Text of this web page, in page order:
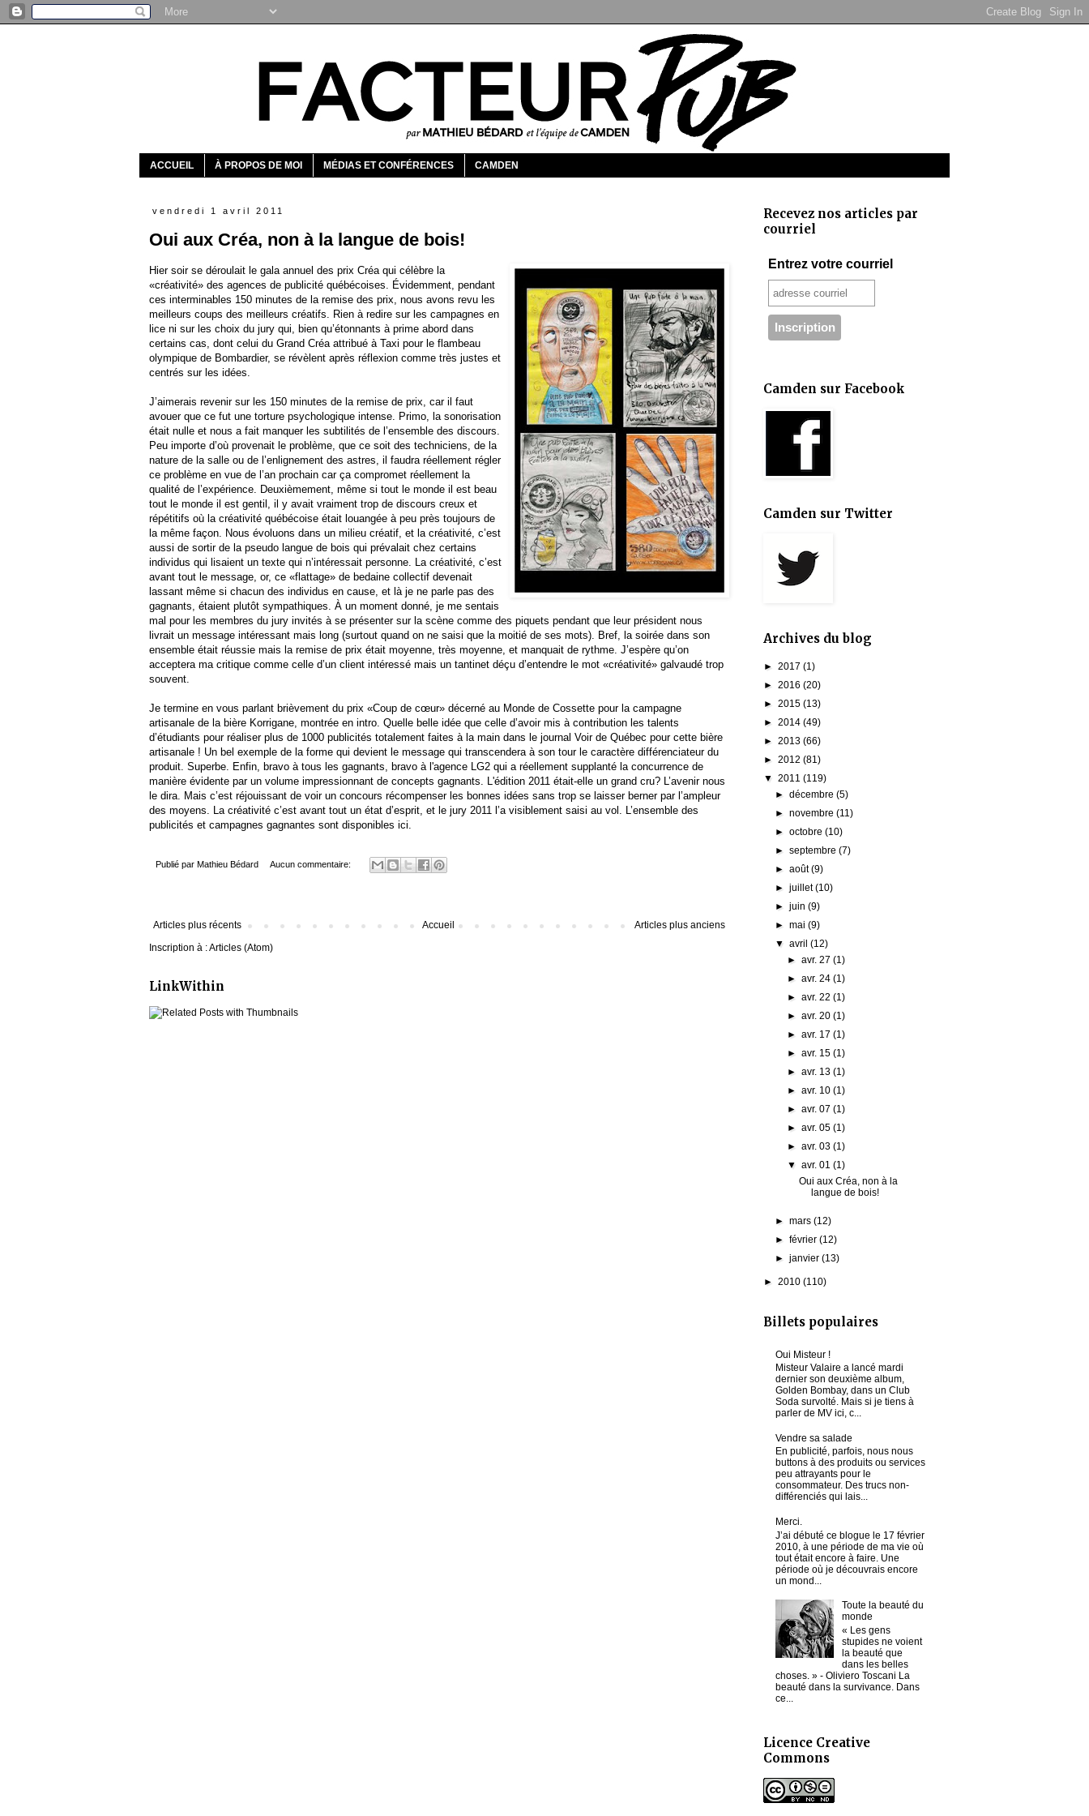
ACCUEIL À PROPOS DE MOI MÉDIAS ET CONFÉRENCES CAMDEN
vendredi 1 avril 2011
Oui aux Créa, non à la langue de bois!
Hier soir se déroulait le gala annuel des prix Créa qui célèbre la
«créativité» des agences de publicité québécoises. Évidemment, pendant
ces interminables 150 minutes de la remise des prix, nous avons revu les
meilleurs coups des meilleurs créatifs. Rien à redire sur les campagnes en
lice ni sur les choix du jury qui, bien qu’étonnants à prime abord dans
certains cas, dont celui du Grand Créa attribué à Taxi pour le flambeau
olympique de Bombardier, se révèlent après réflexion comme très justes et
centrés sur les idées.
J’aimerais revenir sur les 150 minutes de la remise de prix, car il faut
avouer que ce fut une torture psychologique intense. Primo, la sonorisation
était nulle et nous a fait manquer les subtilités de l’ensemble des discours.
Peu importe d’où provenait le problème, que ce soit des techniciens, de la
nature de la salle ou de l’enlignement des astres, il faudra réellement régler
ce problème en vue de l’an prochain car ça compromet réellement la
qualité de l’expérience. Deuxièmement, même si tout le monde il est beau
tout le monde il est gentil, il y avait vraiment trop de discours creux et
répétitifs où la créativité québécoise était louangée à peu près toujours de
la même façon. Nous évoluons dans un milieu créatif, et la créativité, c’est
aussi de sortir de la pseudo langue de bois qui prévalait chez certains
individus qui lisaient un texte qui n’intéressait personne. La créativité, c’est
avant tout le message, or, ce «flattage» de bedaine collectif devenait
lassant même si chacun des individus en cause, et là je ne parle pas des
gagnants, étaient plutôt sympathiques. À un moment donné, je me sentais
mal pour les membres du jury invités à se présenter sur la scène comme des piquets pendant que leur président nous
livrait un message intéressant mais long (surtout quand on ne saisi que la moitié de ses mots). Bref, la soirée dans son
ensemble était réussie mais la remise de prix était moyenne, très moyenne, et manquait de rythme. J’espère qu’on
acceptera ma critique comme celle d’un client intéressé mais un tantinet déçu d’entendre le mot «créativité» galvaudé trop
souvent.
Je termine en vous parlant brièvement du prix «Coup de cœur» décerné au Monde de Cossette pour la campagne
artisanale de la bière Korrigane, montrée en intro. Quelle belle idée que celle d’avoir mis à contribution les talents
d’étudiants pour réaliser plus de 1000 publicités totalement faites à la main dans le journal Voir de Québec pour cette bière
artisanale ! Un bel exemple de la forme qui devient le message qui transcendera à son tour le caractère différenciateur du
produit. Superbe. Enfin, bravo à tous les gagnants, bravo à l'agence LG2 qui a réellement supplanté la concurrence de
manière évidente par un volume impressionnant de concepts gagnants. L'édition 2011 était-elle un grand cru? L’avenir nous
le dira. Mais c’est réjouissant de voir un concours récompenser les bonnes idées sans trop se laisser berner par l’ampleur
des moyens. La créativité c’est avant tout un état d’esprit, et le jury 2011 l’a visiblement saisi au vol. L’ensemble des
publicités et campagnes gagnantes sont disponibles ici.
Publié par Mathieu Bédard Aucun commentaire:
Articles plus récents Articles plus anciens
Accueil
Inscription à :Articles (Atom)
LinkWithin
Recevez nos articles par
courriel
Entrez votre courriel
Camden sur Facebook
Camden sur Twitter
Archives du blog
► 2017 (1)
► 2016 (20)
► 2015 (13)
► 2014 (49)
► 2013 (66)
► 2012 (81)
▼ 2011 (119)
►décembre(5)
►novembre(11)
►octobre(10)
►septembre(7)
►août(9)
►juillet(10)
►juin(9)
►mai(9)
▼avril(12)
► avr. 27 (1)
► avr. 24 (1)
► avr. 22 (1)
► avr. 20 (1)
► avr. 17 (1)
► avr. 15 (1)
► avr. 13 (1)
► avr. 10 (1)
► avr. 07 (1)
► avr. 05 (1)
► avr. 03 (1)
▼ avr. 01 (1)
Oui aux Créa, non à la
langue de bois!
►mars(12)
►février(12)
►janvier(13)
► 2010 (110)
Billets populaires
Oui Misteur !
Misteur Valaire a lancé mardi
dernier son deuxième album,
Golden Bombay, dans un Club
Soda survolté. Mais si je tiens à
parler de MV ici, c...
Vendre sa salade
En publicité, parfois, nous nous
buttons à des produits ou services
peu attrayants pour le
consommateur. Des trucs non-
différenciés qui lais...
Merci.
J’ai débuté ce blogue le 17 février
2010, à une période de ma vie où
tout était encore à faire. Une
période où je découvrais encore
un mond...
Toute la beauté du
monde
« Les gens
stupides ne voient
la beauté que
dans les belles
choses. » - Oliviero Toscani La
beauté dans la survivance. Dans
ce...
Licence Creative
Commons